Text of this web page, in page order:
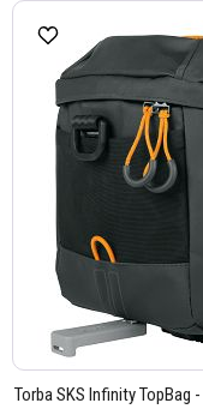
Torba SKS Infinity TopBag